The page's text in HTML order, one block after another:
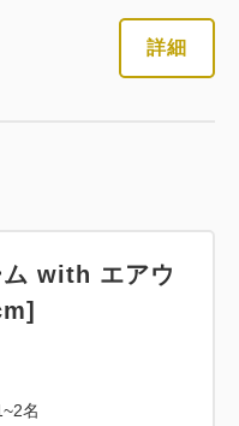
詳細
ム with エアウ
名